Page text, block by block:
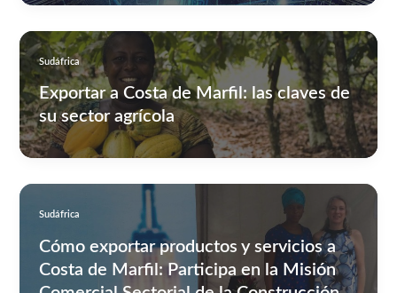
Sudáfrica
Exportar a Costa de Marfil: las claves de
su sector agrícola
Sudáfrica
Cómo exportar productos y servicios a
Costa de Marfil: Participa en la Misión